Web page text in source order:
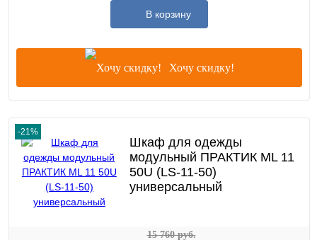
В корзину
Хочу скидку!
-21%
Шкаф для одежды
модульный ПРАКТИК ML 11
50U (LS-11-50)
универсальный
15 760 руб.